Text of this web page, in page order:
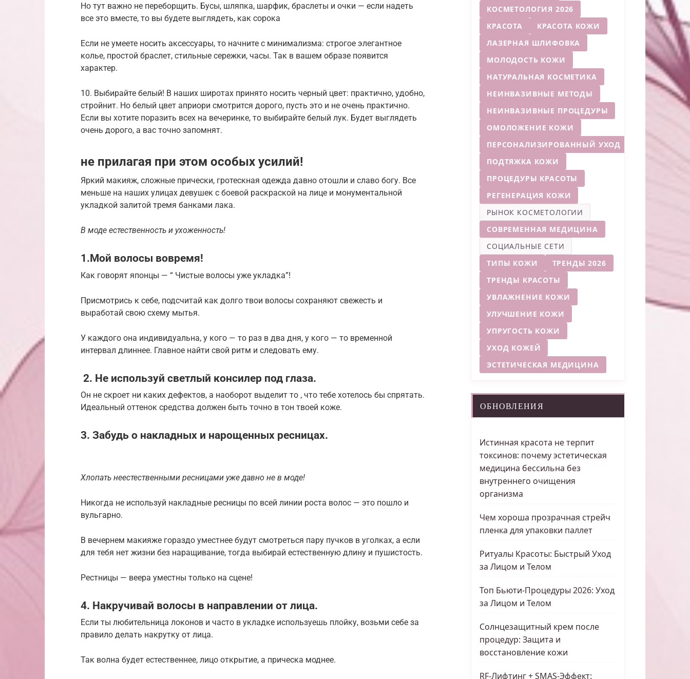
Но тут важно не переборщить. Бусы, шляпка, шарфик, браслеты и очки — если надеть
все это вместе, то вы будете выглядеть, как сорока
Если не умеете носить аксессуары, то начните с минимализма: строгое элегантное
колье, простой браслет, стильные сережки, часы. Так в вашем образе появится
характер.
10. Выбирайте белый! В наших широтах принято носить черный цвет: практично, удобно,
стройнит. Но белый цвет априори смотрится дорого, пусть это и не очень практично.
Если вы хотите поразить всех на вечеринке, то выбирайте белый лук. Будет выглядеть
очень дорого, а вас точно запомнят.
не прилагая при этом особых усилий!
Яркий макияж, сложные прически, гротескная одежда давно отошли и славо богу. Все
меньше на наших улицах девушек с боевой раскраской на лице и монументальной
укладкой залитой тремя банками лака.
В моде естественность и ухоженность!
1.Мой волосы вовремя!
Как говорят японцы — “ Чистые волосы уже укладка”!
Присмотрись к себе, подсчитай как долго твои волосы сохраняют свежесть и
выработай свою схему мытья.
У каждого она индивидуальна, у кого — то раз в два дня, у кого — то временной
интервал длиннее. Главное найти свой ритм и следовать ему.
2. Не используй светлый консилер под глаза.
Он не скроет ни каких дефектов, а наоборот выделит то , что тебе хотелось бы спрятать.
Идеальный оттенок средства должен быть точно в тон твоей коже.
3. Забудь о накладных и нарощенных ресницах.
Хлопать неестественными ресницами уже давно не в моде!
Никогда не используй накладные ресницы по всей линии роста волос — это пошло и
вульгарно.
В вечернем макияже гораздо уместнее будут смотреться пару пучков в уголках, а если
для тебя нет жизни без наращивание, тогда выбирай естественную длину и пушистость.
Рестницы — веера уместны только на сцене!
4. Накручивай волосы в направлении от лица.
Если ты любительница локонов и часто в укладке используешь плойку, возьми себе за
правило делать накрутку от лица.
Так волна будет естественнее, лицо открытие, а прическа моднее.
КОСМЕТОЛОГИЯ 2026
КРАСОТА
КРАСОТА КОЖИ
ЛАЗЕРНАЯ ШЛИФОВКА
МОЛОДОСТЬ КОЖИ
НАТУРАЛЬНАЯ КОСМЕТИКА
НЕИНВАЗИВНЫЕ МЕТОДЫ
НЕИНВАЗИВНЫЕ ПРОЦЕДУРЫ
ОМОЛОЖЕНИЕ КОЖИ
ПЕРСОНАЛИЗИРОВАННЫЙ УХОД
ПОДТЯЖКА КОЖИ
ПРОЦЕДУРЫ КРАСОТЫ
РЕГЕНЕРАЦИЯ КОЖИ
РЫНОК КОСМЕТОЛОГИИ
СОВРЕМЕННАЯ МЕДИЦИНА
СОЦИАЛЬНЫЕ СЕТИ
ТИПЫ КОЖИ
ТРЕНДЫ 2026
ТРЕНДЫ КРАСОТЫ
УВЛАЖНЕНИЕ КОЖИ
УЛУЧШЕНИЕ КОЖИ
УПРУГОСТЬ КОЖИ
УХОД КОЖЕЙ
ЭСТЕТИЧЕСКАЯ МЕДИЦИНА
ОБНОВЛЕНИЯ
Истинная красота не терпит
токсинов: почему эстетическая
медицина бессильна без
внутреннего очищения
организма
Чем хороша прозрачная стрейч
пленка для упаковки паллет
Ритуалы Красоты: Быстрый Уход
за Лицом и Телом
Топ Бьюти-Процедуры 2026: Уход
за Лицом и Телом
Солнцезащитный крем после
процедур: Защита и
восстановление кожи
RF-Лифтинг + SMAS-Эффект: